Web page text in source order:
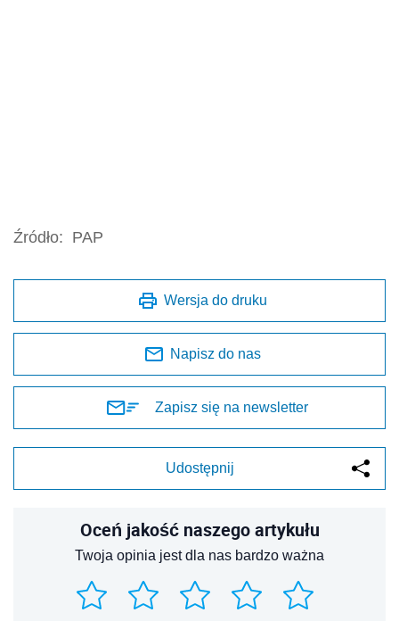
Źródło: PAP
Wersja do druku
Napisz do nas
Zapisz się na newsletter
Udostępnij
Oceń jakość naszego artykułu
Twoja opinia jest dla nas bardzo ważna